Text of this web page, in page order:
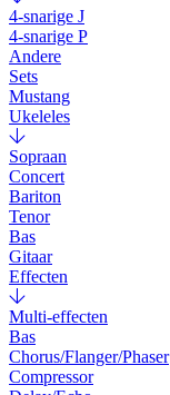
4-snarige J
4-snarige P
Andere
Sets
Mustang
Ukeleles
Sopraan
Concert
Bariton
Tenor
Bas
Gitaar
Effecten
Multi-effecten
Bas
Chorus/Flanger/Phaser
Compressor